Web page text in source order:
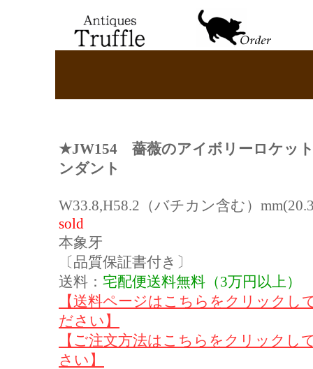
★JW154
薔薇のアイボリーロケッ
ンダント
W33.8,H58.2（バチカン含む）
sold
本象牙
〔品質保証書付き〕
送料： 宅配便送料無料（3万円以上）
【送料ページはこちらをクリックし
ださい】
【ご注文方法はこちらをクリックし
さい】